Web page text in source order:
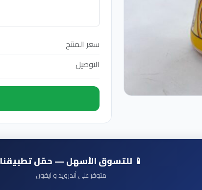
سعر المنتج
التوصيل
📱 للتسوق الأسهل — حمّل تطبيقنا
متوفر على أندرويد و آيفون